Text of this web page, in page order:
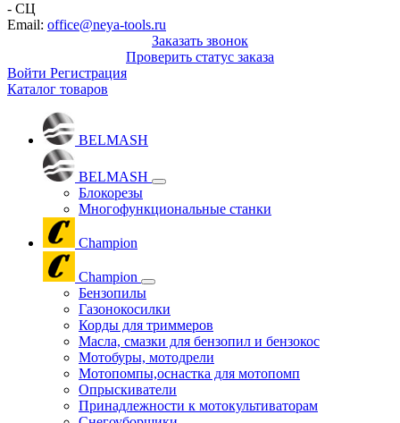
- СЦ
Email: office@neya-tools.ru
Заказать звонок
Проверить статус заказа
Войти Регистрация
Каталог товаров
BELMASH
BELMASH
Блокорезы
Многофункциональные станки
Champion
Champion
Бензопилы
Газонокосилки
Корды для триммеров
Масла, смазки для бензопил и бензокос
Мотобуры, мотодрели
Мотопомпы,оснастка для мотопомп
Опрыскиватели
Принадлежности к мотокультиваторам